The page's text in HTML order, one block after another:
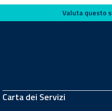
Valuta questo
Carta dei Servizi